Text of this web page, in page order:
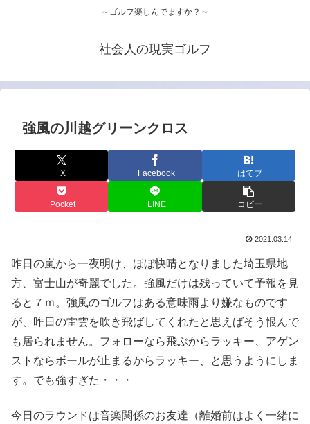
～ゴルフ楽しんでますか？～
社会人の現実ゴルフ
強風の川越グリーンクロス
X Facebook はてブ
Pocket LINE コピー
2021.03.14
昨日の嵐から一夜明け、ほぼ快晴となりました埼玉県地
方、富士山が奇麗でした。強風だけは残っていて予報を見
ると７ｍ。強風のゴルフはある意味雨より嫌なものです
が、昨日の雷雲を吹き飛ばしてくれたと思えばそう恨んで
も居られません。フォローなら飛ぶからラッキー、アゲン
ストならボールが止まるからラッキー、と思うようにしま
す。でも強すぎた・・・
今日のラウンドは音楽関係のお友達（離婚前はよく一緒に